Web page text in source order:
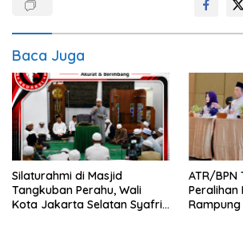
Baca Juga
Silaturahmi di Masjid
Tangkuban Perahu, Wali
Kota Jakarta Selatan Syafrin
ATR/
Peralihan